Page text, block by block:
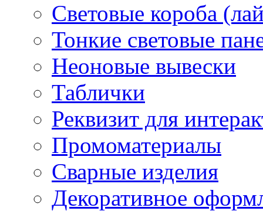
Световые короба
Тонкие световые
Неоновые вывески
Таблички
Реквизит для
Промоматериалы
Сварные изделия
Декоративное